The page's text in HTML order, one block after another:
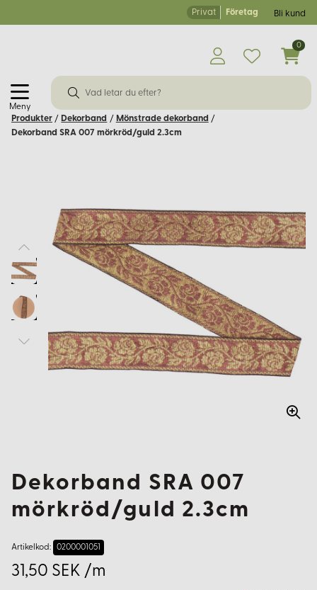
Privat Företag Bli kund
Meny
0
Produkter / Dekorband / Mönstrade dekorband /
Dekorband SRA 007 mörkröd/guld 2.3cm
Dekorband SRA 007
mörkröd/guld 2.3cm
Artikelkod: 0200001051
31,50 SEK /m